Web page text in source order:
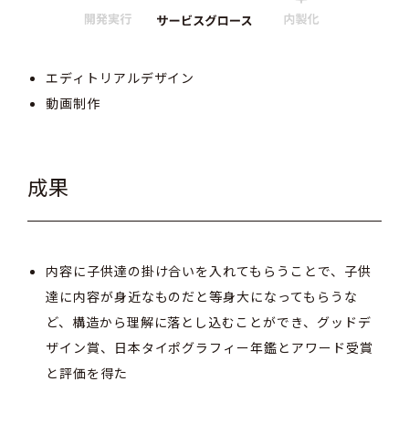
エディトリアルデザイン
動画制作
成果
内容に子供達の掛け合いを入れてもらうことで、子供
達に内容が身近なものだと等身大になってもらうな
ど、構造から理解に落とし込むことができ、グッドデ
ザイン賞、日本タイポグラフィー年鑑とアワード受賞
と評価を得た